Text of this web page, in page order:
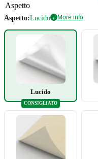
Aspetto:Lucido i More info
Aspetto
Lucido
CONSIGLIATO